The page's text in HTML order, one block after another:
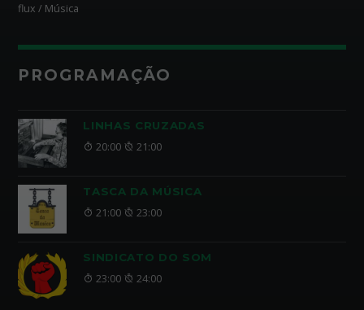
flux / Música
PROGRAMAÇÃO
LINHAS CRUZADAS
20:00 21:00
TASCA DA MÚSICA
21:00 23:00
SINDICATO DO SOM
23:00 24:00